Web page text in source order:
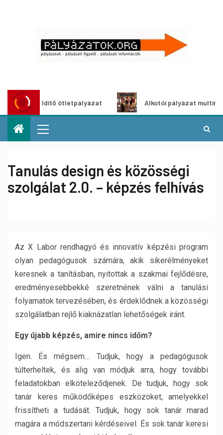
ötletpályázat Alkotói pályázat multimédia-
Tanulás design és közösségi
szolgálat 2.0. – képzés felhívás
Az X Labor rendhagyó és innovatív képzési program
olyan pedagógusok számára, akik sikerélményeket
keresnek a tanításban, nyitottak a szakmai fejlődésre,
eredményesebbekké szeretnének válni a tanulási
folyamatok tervezésében, és érdeklődnek a közösségi
szolgálatban rejlő kiaknázatlan lehetőségek iránt.
Egy újabb képzés, amire nincs időm?
Igen. És mégsem… Tudjuk, hogy a pedagógusok
túlterheltek, és alig van módjuk arra, hogy további
feladatokban elköteleződjenek. De tudjuk, hogy sok
tanár keres működőképes eszközöket, amelyekkel
frissítheti a tudását. Tudjuk, hogy sok tanár marad
magára a módszertani kérdéseivel. És sok tanár keresi